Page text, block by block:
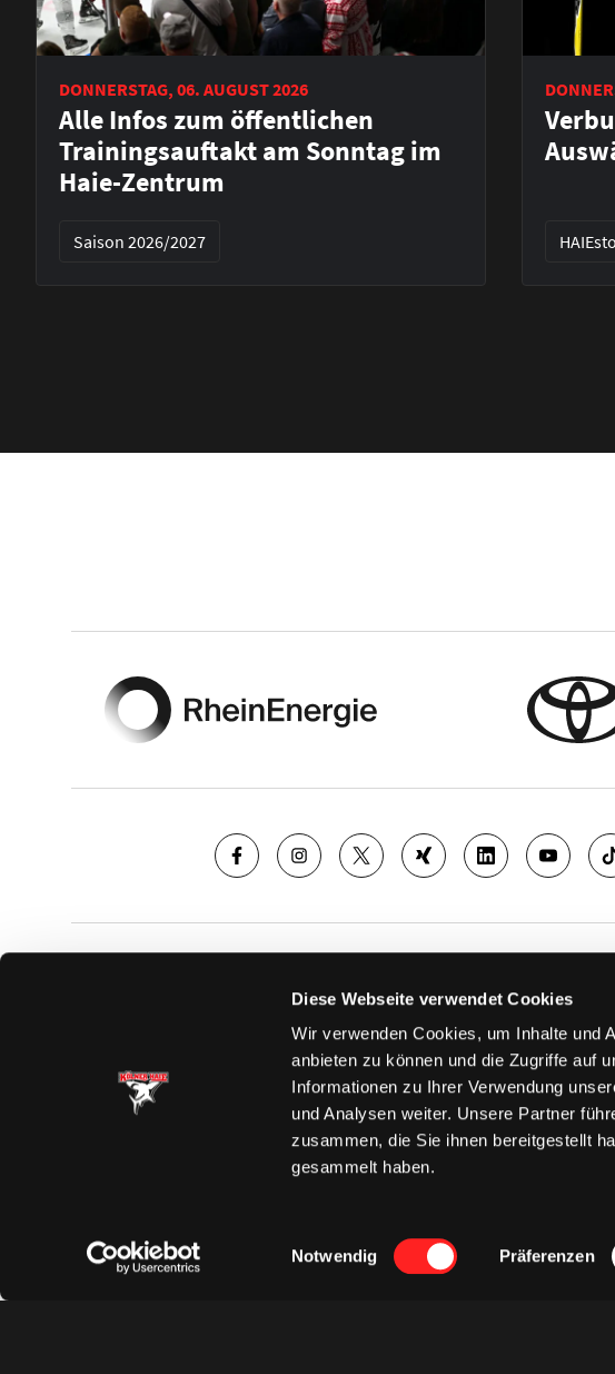
Diese Webseite verwendet Cookies
Wir verwenden Cookies, um Inhalte und
anbieten zu können und die Zugriffe auf
Informationen zu Ihrer Verwendung
und Analysen weiter. Unsere Partner
zusammen, die Sie ihnen bereitgestellt
gesammelt haben.
Einwilligungsauswahl
Notwendig Präferenzen
DONNERSTAG, 06. AUGUST 2026
Alle Infos zum öffentlichen
Trainingsauftakt am Sonntag im
Haie-Zentrum
Saison 2026/2027
Spielplan
Tageskarten
Dauerkarten
Verkaufsstellen
Vorverkaufstermine
VIP-Tickets & Logen